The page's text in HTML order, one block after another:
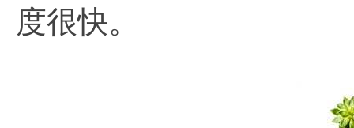
度很快。